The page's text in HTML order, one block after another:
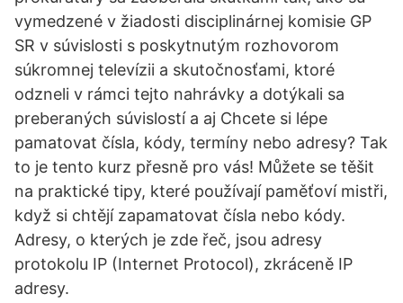
vymedzené v žiadosti disciplinárnej komisie GP
SR v súvislosti s poskytnutým rozhovorom
súkromnej televízii a skutočnosťami, ktoré
odzneli v rámci tejto nahrávky a dotýkali sa
preberaných súvislostí a aj Chcete si lépe
pamatovat čísla, kódy, termíny nebo adresy? Tak
to je tento kurz přesně pro vás! Můžete se těšit
na praktické tipy, které používají paměťoví mistři,
když si chtějí zapamatovat čísla nebo kódy.
Adresy, o kterých je zde řeč, jsou adresy
protokolu IP (Internet Protocol), zkráceně IP
adresy.